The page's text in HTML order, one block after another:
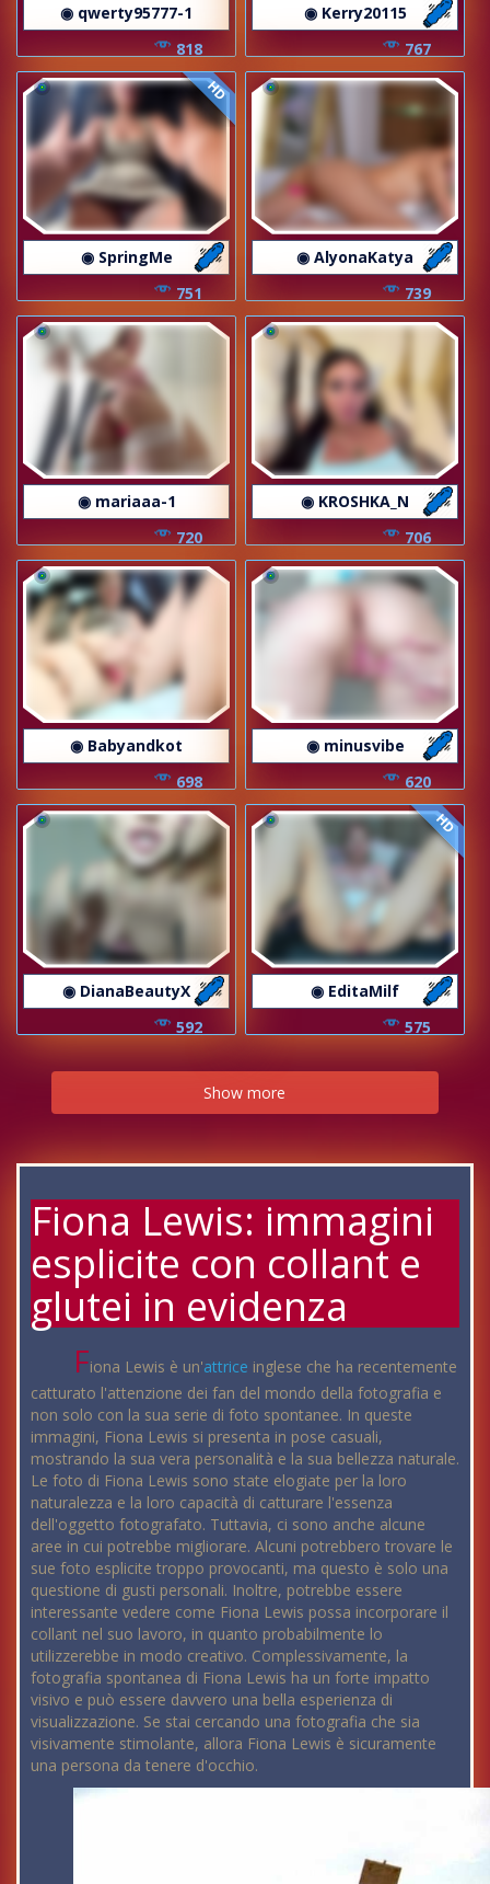
◉ qwerty95777-1
818
◉ Kerry20115
767
HD
◉ SpringMe
751
◉ AlyonaKatya
739
◉ mariaaa-1
720
◉ KROSHKA_N
706
◉ Babyandkot
698
◉ minusvibe
620
◉ DianaBeautyX
592
HD
◉ EditaMilf
575
Show more
Fiona Lewis: immagini
esplicite con collant e
glutei in evidenza
Fiona Lewis è un'attrice inglese che ha recentemente
catturato l'attenzione dei fan del mondo della fotografia e
non solo con la sua serie di foto spontanee. In queste
immagini, Fiona Lewis si presenta in pose casuali,
mostrando la sua vera personalità e la sua bellezza naturale.
Le foto di Fiona Lewis sono state elogiate per la loro
naturalezza e la loro capacità di catturare l'essenza
dell'oggetto fotografato. Tuttavia, ci sono anche alcune
aree in cui potrebbe migliorare. Alcuni potrebbero trovare le
sue foto esplicite troppo provocanti, ma questo è solo una
questione di gusti personali. Inoltre, potrebbe essere
interessante vedere come Fiona Lewis possa incorporare il
collant nel suo lavoro, in quanto probabilmente lo
utilizzerebbe in modo creativo. Complessivamente, la
fotografia spontanea di Fiona Lewis ha un forte impatto
visivo e può essere davvero una bella esperienza di
visualizzazione. Se stai cercando una fotografia che sia
visivamente stimolante, allora Fiona Lewis è sicuramente
una persona da tenere d'occhio.